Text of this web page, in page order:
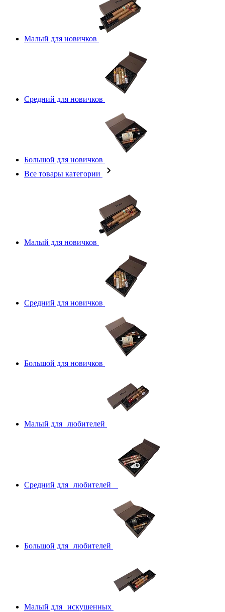
Малый для новичков
Средний для новичков
Большой для новичков
Все товары категории
Малый для новичков
Средний для новичков
Большой для новичков
Малый для любителей
Средний для любителей
Большой для любителей
Малый для искушенных